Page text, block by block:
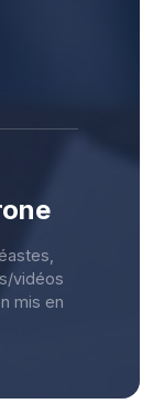
vidéos
mis en